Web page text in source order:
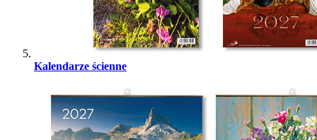
Kalendarze ścienne